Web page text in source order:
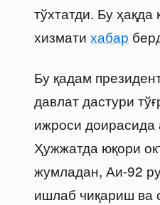
тўхтатди. Бу
хизмати хабар
Бу қадам
давлат дастури
ижроси
Ҳужжатда юқори
жумладан, Аи-92
ишлаб чиқариш ва